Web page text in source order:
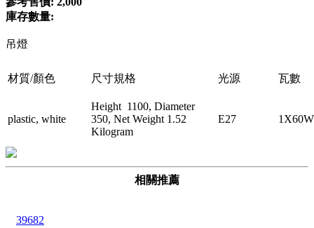
庫存數量:
吊燈
材質/顏色 尺寸規格 光源 瓦數
plastic, white
Height 1100, Diameter
350, Net Weight 1.52
Kilogram
E27 1X60W
相關推薦
39682